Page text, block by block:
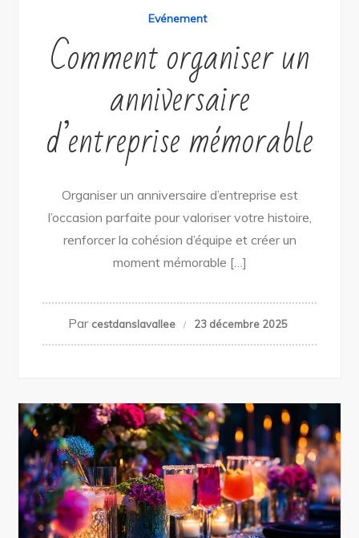
Evénement
Comment organiser un
anniversaire
d’entreprise mémorable
Organiser un anniversaire d’entreprise est
l’occasion parfaite pour valoriser votre histoire,
renforcer la cohésion d’équipe et créer un
moment mémorable […]
Par cestdanslavallee 23 décembre 2025